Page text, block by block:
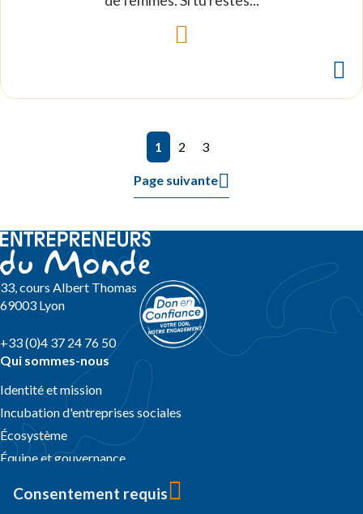
Consentement requis
1 2 3
Page suivante
33, cours Albert Thomas
69003 Lyon
+33 (0)4 37 24 76 50
Qui sommes-nous
Identité et mission
Incubation d'entreprises sociales
Écosystème
Équipe et gouvernance
Reconnaissance et engagements
Politiques institutionnelles